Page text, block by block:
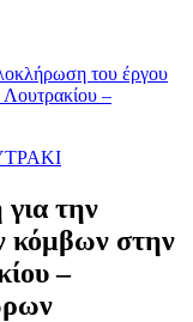
του έργου
–
την
κόμβων στην
–